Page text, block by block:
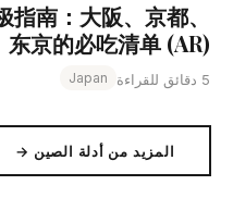
指南：大阪、京都、
东京的必吃清单 (AR)
5 دقائق للقراءة Japan
المزيد من أدلة الصين →